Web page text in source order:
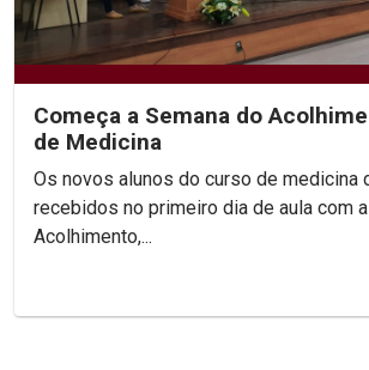
Começa a Semana do
de Medicina
Os novos alunos do curso de medicina
recebidos no primeiro dia de aula com
Acolhimento,...